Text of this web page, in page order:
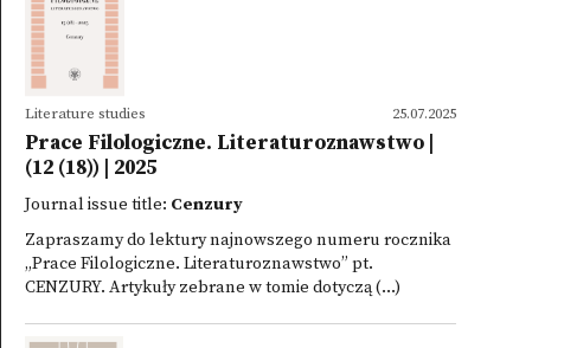
25.07.2025
Literature studies
Prace Filologiczne. Literaturoznawstwo |
(12 (18)) | 2025
Journal issue title: Cenzury
Zapraszamy do lektury najnowszego numeru rocznika
„Prace Filologiczne. Literaturoznawstwo” pt.
CENZURY. Artykuły zebrane w tomie dotyczą (...)